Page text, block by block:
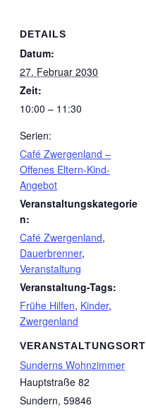
DETAILS
Datum:
27. Februar 2030
Zeit:
10:00 – 11:30
Serien:
Café Zwergenland –
Offenes Eltern-Kind-
Angebot
Veranstaltungskategorie
n:
Café Zwergenland,
Dauerbrenner,
Veranstaltung
Veranstaltung-Tags:
Frühe Hilfen, Kinder,
Zwergenland
VERANSTALTUNGSORT
Sunderns Wohnzimmer
Hauptstraße 82
Sundern, 59846